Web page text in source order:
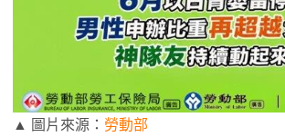
▲ 圖片來源： 勞動部